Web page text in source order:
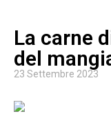
La carne
del
23 Settembre 2023